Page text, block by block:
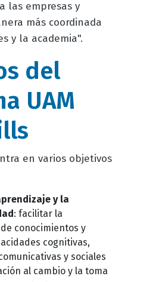
las empresas y
más coordinada
y la academia".
del
UAM
en varios objetivos
y la
: facilitar la
conocimientos y
cognitivas,
y sociales
al cambio y la toma